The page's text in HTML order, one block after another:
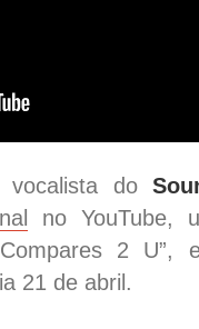
vocalista do
no YouTube,
2 U”,
21 de abril.